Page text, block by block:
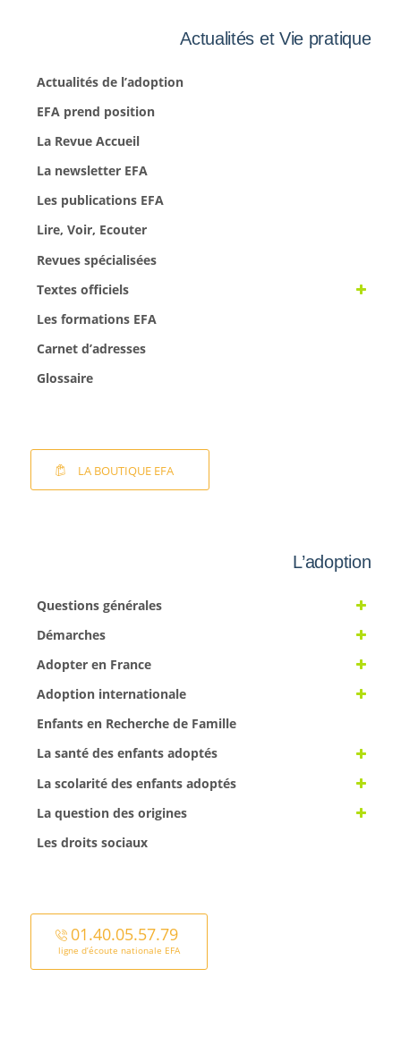
Actualités et Vie pratique
Actualités de l’adoption
EFA prend position
La Revue Accueil
La newsletter EFA
Les publications EFA
Lire, Voir, Ecouter
Revues spécialisées
Textes officiels
Les formations EFA
Carnet d’adresses
Glossaire
LA BOUTIQUE EFA
L’adoption
Questions générales
Démarches
Adopter en France
Adoption internationale
Enfants en Recherche de Famille
La santé des enfants adoptés
La scolarité des enfants adoptés
La question des origines
Les droits sociaux
01.40.05.57.79
ligne d’écoute nationale EFA